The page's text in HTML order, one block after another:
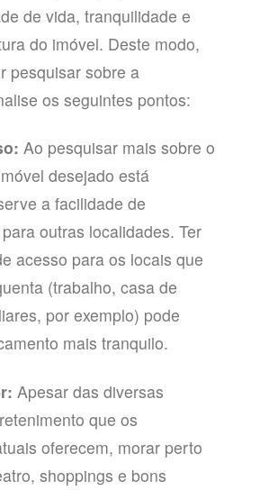
de vida, tranquilidade e
do imóvel. Deste modo,
pesquisar sobre a
os seguintes pontos:
Ao pesquisar mais sobre o
desejado está
a facilidade de
outras localidades. Ter
acesso para os locais que
(trabalho, casa de
por exemplo) pode
mais tranquilo.
Apesar das diversas
que os
oferecem, morar perto
shoppings e bons